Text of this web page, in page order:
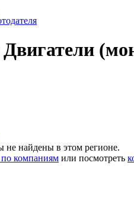
найдены в этом регионе.
компаниям или посмотреть